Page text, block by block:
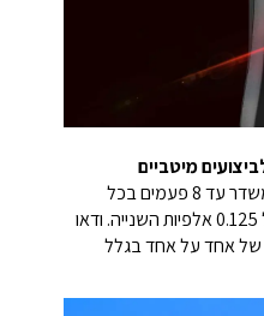
HyperX Pulsefire Haste 2 משדר עד 8 פעמים בכל
אלפית שנייה. מדובר באות בכל 0.125 אלפיות השנייה. ודאו
של אחד על אחד בגלל